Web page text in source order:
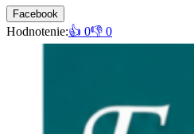
Facebook
Hodnotenie:👍 0👎 0